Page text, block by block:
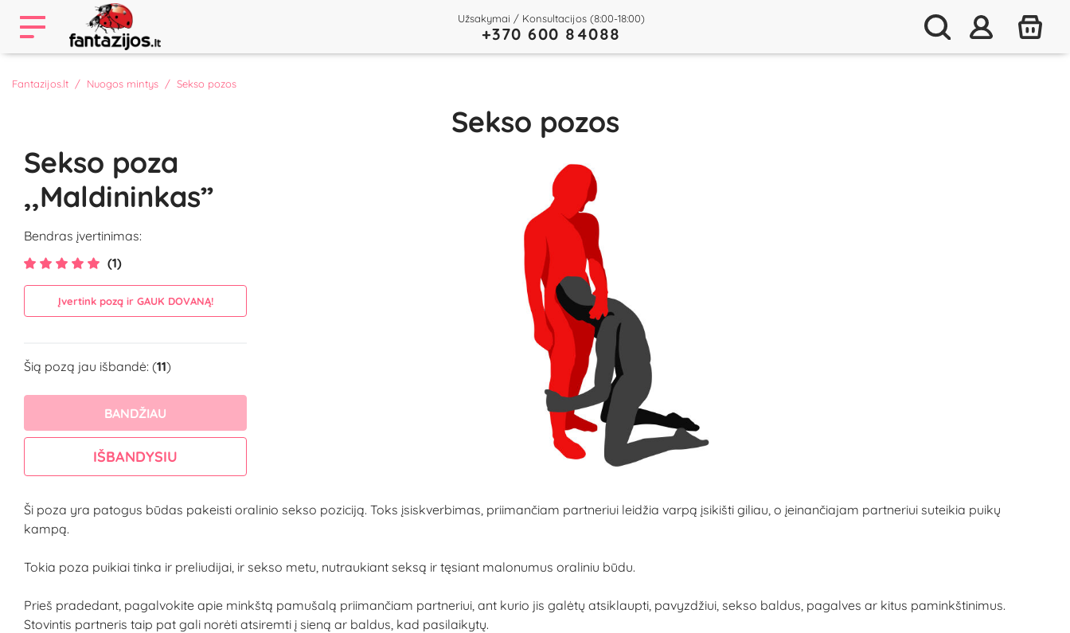
Užsakymai / Konsultacijos (8:00-18:00)
+370 600 84088
Fantazijos.lt Nuogos mintys Sekso pozos
Sekso pozos
Sekso poza
,,Maldininkas”
Bendras įvertinimas:
(1)
Įvertink pozą ir GAUK DOVANĄ!
Šią pozą jau išbandė: (11)
BANDŽIAU
IŠBANDYSIU
Ši poza yra patogus būdas pakeisti oralinio sekso poziciją. Toks įsiskverbimas, priimančiam partneriui leidžia varpą įsikišti giliau, o įeinančiajam partneriui suteikia puikų
kampą.
Tokia poza puikiai tinka ir preliudijai, ir sekso metu, nutraukiant seksą ir tęsiant malonumus oraliniu būdu.
Prieš pradedant, pagalvokite apie minkštą pamušalą priimančiam partneriui, ant kurio jis galėtų atsiklaupti, pavyzdžiui, sekso baldus, pagalves ar kitus paminkštinimus.
Stovintis partneris taip pat gali norėti atsiremti į sieną ar baldus, kad pasilaikytų.